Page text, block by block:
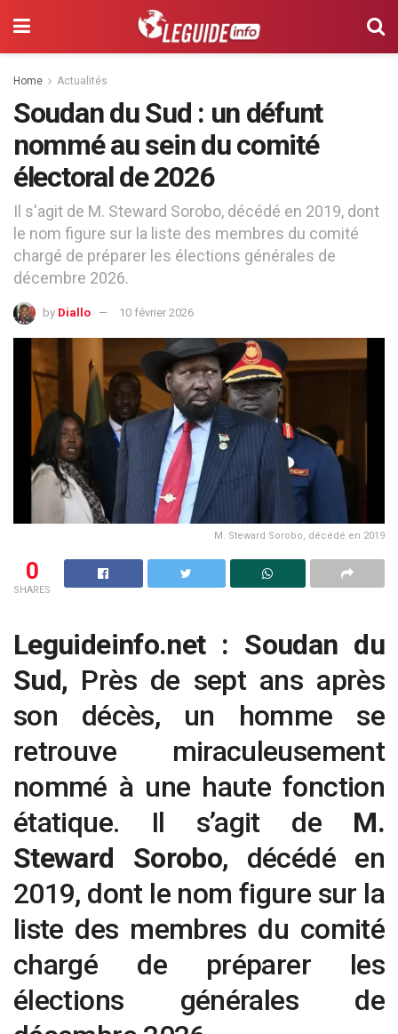
Home Actualités
Soudan du Sud : un défunt
nommé au sein du comité
électoral de 2026
Il s'agit de M. Steward Sorobo, décédé en 2019, dont
le nom figure sur la liste des membres du comité
chargé de préparer les élections générales de
décembre 2026.
by Diallo 10 février 2026
M. Steward Sorobo, décédé en 2019
0
SHARES
Leguideinfo.net : Soudan du
Sud, Près de sept ans après
son décès, un homme se
retrouve miraculeusement
nommé à une haute fonction
étatique. Il s’agit de M.
Steward Sorobo, décédé en
2019, dont le nom figure sur la
liste des membres du comité
chargé de préparer les
élections générales de